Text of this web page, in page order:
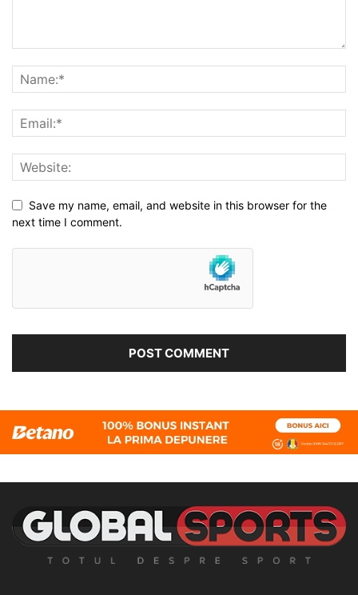
Save my name, email, and website in this browser for the
next time I comment.